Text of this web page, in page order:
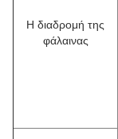
Η διαδρομή της
φάλαινας